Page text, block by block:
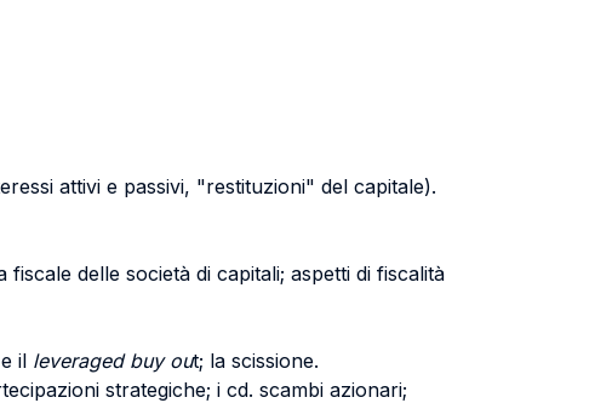
attivi e passivi, "restituzioni" del capitale).
delle società di capitali; aspetti di fiscalità
il leveraged buy out; la scissione.
strategiche; i cd. scambi azionari;